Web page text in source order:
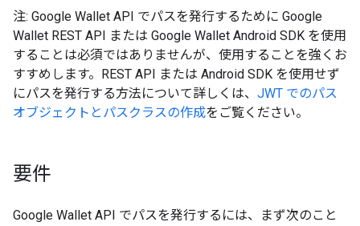
注: Google Wallet API でパスを発行するために Google
Wallet REST API または Google Wallet Android SDK を使用
することは必須ではありませんが、使用することを強くお
すすめします。REST API または Android SDK を使用せず
にパスを発行する方法について詳しくは、 JWT でのパス
オブジェクトとパスクラスの作成をご覧ください。
要件
Google Wallet API でパスを発行するには、まず次のこと